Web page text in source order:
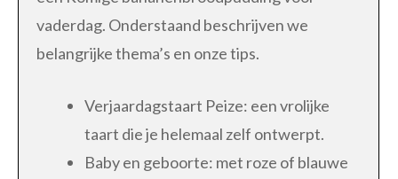
vaderdag. Onderstaand beschrijven we
belangrijke thema’s en onze tips.
Verjaardagstaart Peize: een vrolijke
taart die je helemaal zelf ontwerpt.
Baby en geboorte: met roze of blauwe